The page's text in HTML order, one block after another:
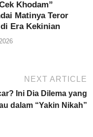
Khodam”
Matinya Teror
Era Kekinian
NEXT ARTICLE
Ini Dia Dilema yang
dalam “Yakin Nikah”